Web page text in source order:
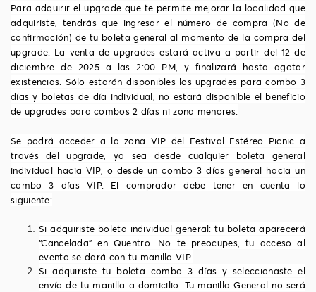
Para adquirir el upgrade que te permite mejorar la localidad que
adquiriste, tendrás que ingresar el número de compra (No de
confirmación) de tu boleta general al momento de la compra del
upgrade. La venta de upgrades estará activa a partir del 12 de
diciembre de 2025 a las 2:00 PM, y finalizará hasta agotar
existencias. Sólo estarán disponibles los upgrades para combo 3
días y boletas de día individual, no estará disponible el beneficio
de upgrades para combos 2 días ni zona menores.
Se podrá acceder a la zona VIP del Festival Estéreo Picnic a
través del upgrade, ya sea desde cualquier boleta general
individual hacia VIP, o desde un combo 3 días general hacia un
combo 3 días VIP. El comprador debe tener en cuenta lo
siguiente:
Si adquiriste boleta individual general: tu boleta aparecerá
“Cancelada” en Quentro. No te preocupes, tu acceso al
evento se dará con tu manilla VIP.
Si adquiriste tu boleta combo 3 días y seleccionaste el
envío de tu manilla a domicilio: Tu manilla General no será